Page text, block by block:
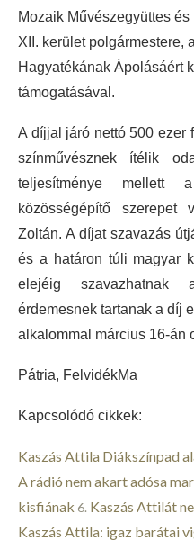
Mozaik Művészegyüttes
XII. kerület polgármestere,
Hagyatékának Ápolásáért
támogatásával.
A díjjal járó nettó 500 ezer
színművésznek ítélik
teljesítménye mellett
közösségépítő
Zoltán. A díjat szavazás
és a határon túli magyar
elejéig
érdemesnek tartanak a díj
alkalommal március 16-án
Pátria, FelvidékMa
Kapcsolódó cikkek:
Kaszás Attila Diákszínpad
A rádió nem akart adósa
kisfiának 6. Kaszás Attilát
Kaszás Attila: igaz barátai